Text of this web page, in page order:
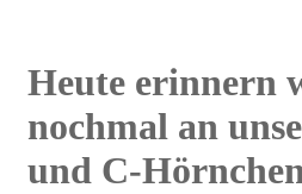
Heute erinnern
nochmal an
und C-